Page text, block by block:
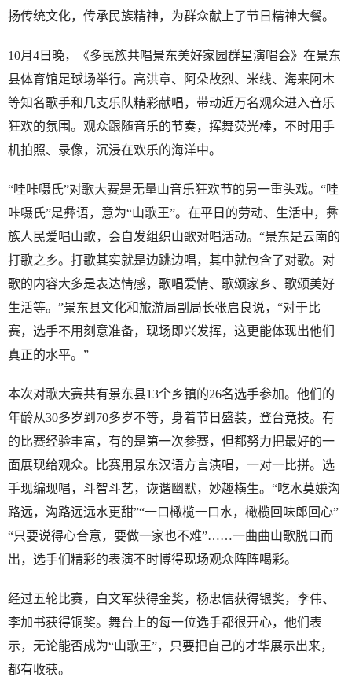
扬传统文化，传承民族精神，为群众献上了节日精神大餐。
10月4日晚，《多民族共唱景东美好家园群星演唱会》在景东
县体育馆足球场举行。高洪章、阿朵故烈、米线、海来阿木
等知名歌手和几支乐队精彩献唱，带动近万名观众进入音乐
狂欢的氛围。观众跟随音乐的节奏，挥舞荧光棒，不时用手
机拍照、录像，沉浸在欢乐的海洋中。
“哇咔嗫氏”对歌大赛是无量山音乐狂欢节的另一重头戏。“哇
咔嗫氏”是彝语，意为“山歌王”。在平日的劳动、生活中，彝
族人民爱唱山歌，会自发组织山歌对唱活动。“景东是云南的
打歌之乡。打歌其实就是边跳边唱，其中就包含了对歌。对
歌的内容大多是表达情感，歌唱爱情、歌颂家乡、歌颂美好
生活等。”景东县文化和旅游局副局长张启良说，“对于比
赛，选手不用刻意准备，现场即兴发挥，这更能体现出他们
真正的水平。”
本次对歌大赛共有景东县13个乡镇的26名选手参加。他们的
年龄从30多岁到70多岁不等，身着节日盛装，登台竞技。有
的比赛经验丰富，有的是第一次参赛，但都努力把最好的一
面展现给观众。比赛用景东汉语方言演唱，一对一比拼。选
手现编现唱，斗智斗艺，诙谐幽默，妙趣横生。“吃水莫嫌沟
路远，沟路远远水更甜”“一口橄榄一口水，橄榄回味郎回心”
“只要说得心合意，要做一家也不难”……一曲曲山歌脱口而
出，选手们精彩的表演不时博得现场观众阵阵喝彩。
经过五轮比赛，白文军获得金奖，杨忠信获得银奖，李伟、
李加书获得铜奖。舞台上的每一位选手都很开心，他们表
示，无论能否成为“山歌王”，只要把自己的才华展示出来，
都有收获。